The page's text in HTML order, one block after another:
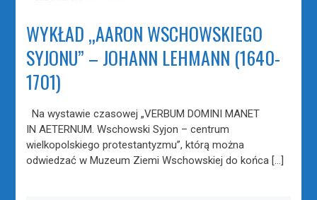
WYKŁAD „AARON WSCHOWSKIEGO
SYJONU” – JOHANN LEHMANN (1640-
1701)
Na wystawie czasowej „VERBUM DOMINI MANET
IN AETERNUM. Wschowski Syjon – centrum
wielkopolskiego protestantyzmu”, którą można
odwiedzać w Muzeum Ziemi Wschowskiej do końca […]